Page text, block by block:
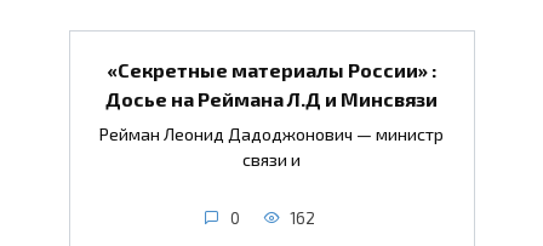
«Секретные материалы России» :
Досье на Реймана Л.Д и Минсвязи
Рейман Леонид Дадоджонович — министр
связи и
0 162